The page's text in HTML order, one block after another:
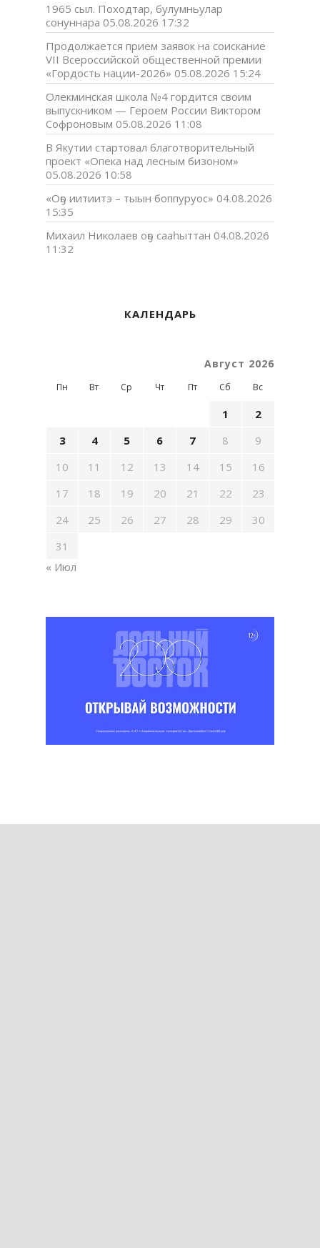
1965 сыл. Походтар, булумньулар
сонуннара 05.08.2026 17:32
Продолжается прием заявок на соискание
VII Всероссийской общественной премии
«Гордость нации-2026» 05.08.2026 15:24
Олекминская школа №4 гордится своим
выпускником — Героем России Виктором
Софроновым 05.08.2026 11:08
В Якутии стартовал благотворительный
проект «Опека над лесным бизоном»
05.08.2026 10:58
«Оҕо иитиитэ – тыын боппуруос» 04.08.2026
15:35
Михаил Николаев оҕо сааһыттан 04.08.2026
11:32
КАЛЕНДАРЬ
Август 2026
Пн Вт Ср Чт Пт Сб Вс
1
2
3
4 5 6 7 8
9
10
11 12 13 14 15
16
17
18 19 20 21 22
23
24
25 26 27 28 29
30
31
« Июл